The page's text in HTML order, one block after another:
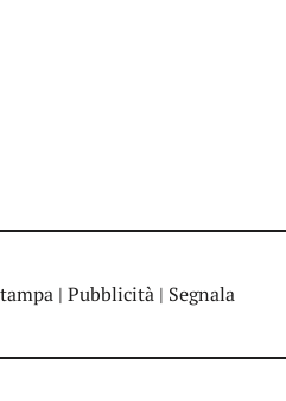
| Pubblicità | Segnala